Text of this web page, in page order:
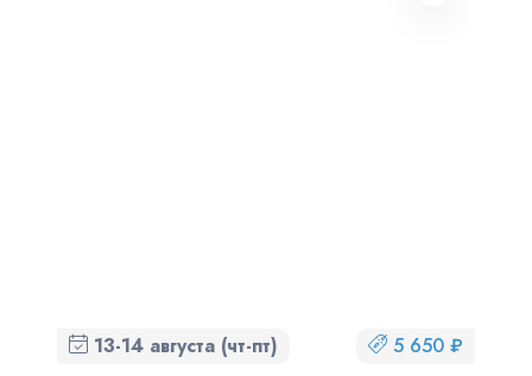
13-14 августа (чт-пт) 5 650 ₽